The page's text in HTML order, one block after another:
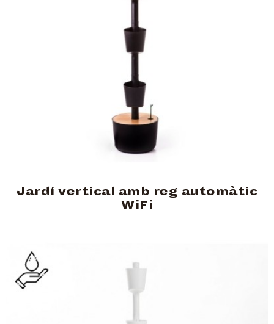
Jardí vertical amb reg automàtic
WiFi